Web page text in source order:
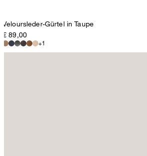
Veloursleder-Gürtel in Taupe
€ 89,00
+1